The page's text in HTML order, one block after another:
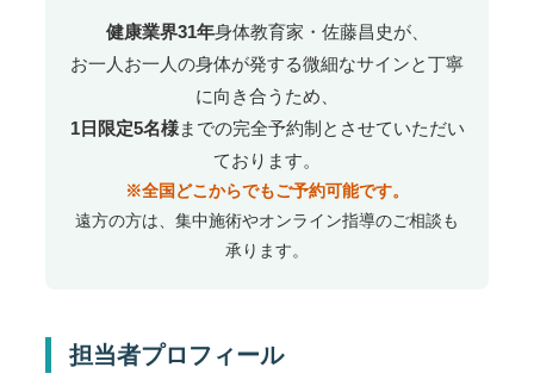
健康業界31年身体教育家・佐藤昌史が、
お一人お一人の身体が発する微細なサインと丁寧
に向き合うため、
1日限定5名様までの完全予約制とさせていただい
ております。
※全国どこからでもご予約可能です。
遠方の方は、集中施術やオンライン指導のご相談も
承ります。
担当者プロフィール